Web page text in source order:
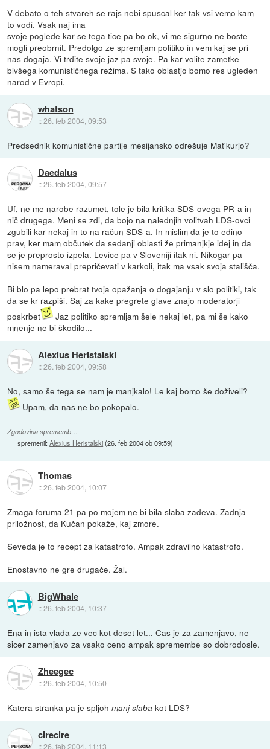
V debato o teh stvareh se rajs nebi spuscal ker tak vsi vemo kam
to vodi. Vsak naj ima
svoje poglede kar se tega tice pa bo ok, vi me sigurno ne boste
mogli preobrnit. Predolgo ze spremljam politiko in vem kaj se pri
nas dogaja. Vi trdite svoje jaz pa svoje. Pa kar volite zametke
bivšega komunističnega režima. S tako oblastjo bomo res ugleden
narod v Evropi.
whatson
::26. feb 2004, 09:53
Predsednik komunistične partije mesijansko odrešuje Mat'kurjo?
Daedalus
::26. feb 2004, 09:57
Uf, ne me narobe razumet, tole je bila kritika SDS-ovega PR-a in
nič drugega. Meni se zdi, da bojo na nalednjih volitvah LDS-ovci
zgubili kar nekaj in to na račun SDS-a. In mislim da je to edino
prav, ker mam občutek da sedanji oblasti že primanjkje idej in da
se je preprosto izpela. Levice pa v Sloveniji itak ni. Nikogar pa
nisem nameraval prepričevati v karkoli, itak ma vsak svoja stališča.
Bi blo pa lepo prebrat tvoja opažanja o dogajanju v slo politiki, tak
da se kr razpiši. Saj za kake pregrete glave znajo moderatorji
poskrbet
Jaz politiko spremljam šele nekaj let, pa mi še kako
mnenje ne bi škodilo...
Alexius Heristalski
::26. feb 2004, 09:58
No, samo še tega se nam je manjkalo! Le kaj bomo še doživeli?
Upam, da nas ne bo pokopalo.
Zgodovina sprememb…
spremenil:Alexius Heristalski(26. feb 2004 ob 09:59)
Thomas
::26. feb 2004, 10:07
Zmaga foruma 21 pa po mojem ne bi bila slaba zadeva. Zadnja
priložnost, da Kučan pokaže, kaj zmore.
Seveda je to recept za katastrofo. Ampak zdravilno katastrofo.
Enostavno ne gre drugače. Žal.
BigWhale
::26. feb 2004, 10:37
Ena in ista vlada ze vec kot deset let... Cas je za zamenjavo, ne
sicer zamenjavo za vsako ceno ampak spremembe so dobrodosle.
Zheegec
::26. feb 2004, 10:50
Katera stranka pa je spljohmanj slaba kot LDS?
cirecire
::26. feb 2004, 11:13